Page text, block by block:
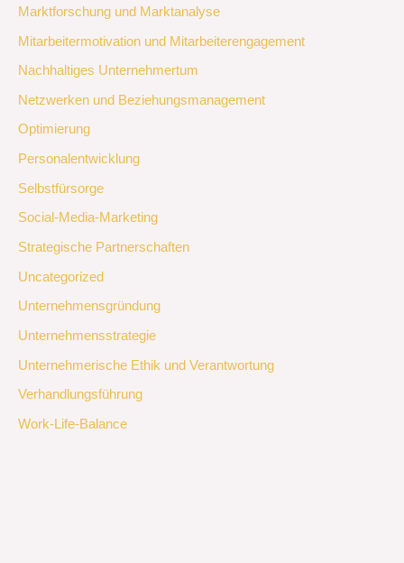
Marktforschung und Marktanalyse
Mitarbeitermotivation und Mitarbeiterengagement
Nachhaltiges Unternehmertum
Netzwerken und Beziehungsmanagement
Optimierung
Personalentwicklung
Selbstfürsorge
Social-Media-Marketing
Strategische Partnerschaften
Uncategorized
Unternehmensgründung
Unternehmensstrategie
Unternehmerische Ethik und Verantwortung
Verhandlungsführung
Work-Life-Balance